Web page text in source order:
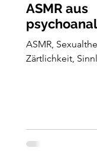
ASMR aus
ASMR,
Zärtlichkeit,